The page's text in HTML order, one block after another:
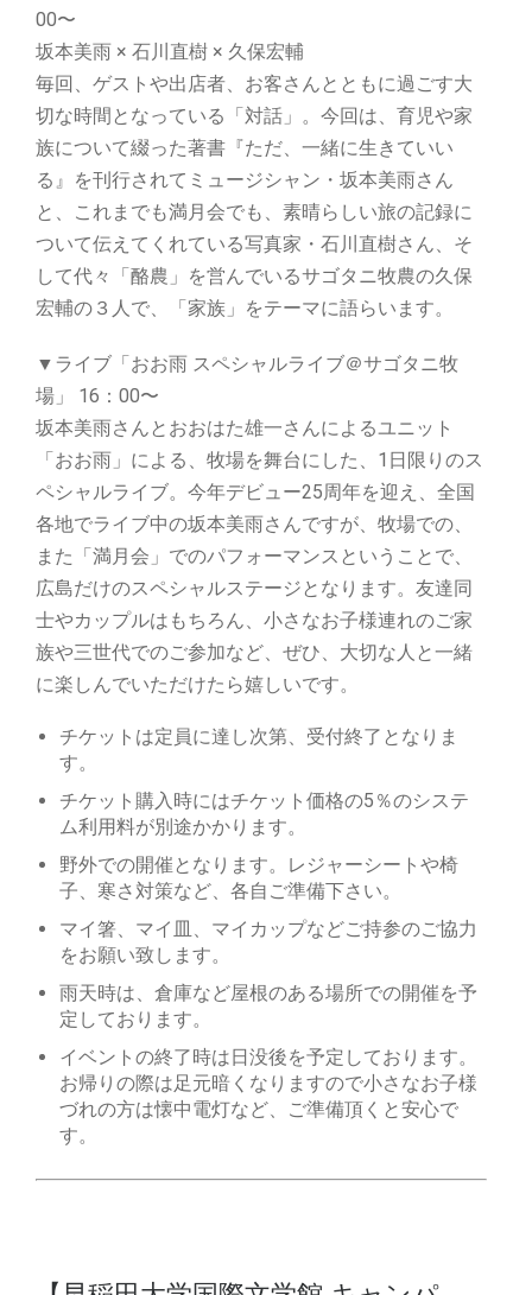
00〜
坂本美雨 × 石川直樹 × 久保宏輔
毎回、ゲストや出店者、お客さんとともに過ごす大
切な時間となっている「対話」。今回は、育児や家
族について綴った著書『ただ、一緒に生きていい
る』を刊行されてミュージシャン・坂本美雨さん
と、これまでも満月会でも、素晴らしい旅の記録に
ついて伝えてくれている写真家・石川直樹さん、そ
して代々「酪農」を営んでいるサゴタニ牧農の久保
宏輔の３人で、「家族」をテーマに語らいます。
▼ライブ「おお雨 スペシャルライブ＠サゴタニ牧
場」 16：00〜
坂本美雨さんとおおはた雄一さんによるユニット
「おお雨」による、牧場を舞台にした、1日限りのス
ペシャルライブ。今年デビュー25周年を迎え、全国
各地でライブ中の坂本美雨さんですが、牧場での、
また「満月会」でのパフォーマンスということで、
広島だけのスペシャルステージとなります。友達同
士やカップルはもちろん、小さなお子様連れのご家
族や三世代でのご参加など、ぜひ、大切な人と一緒
に楽しんでいただけたら嬉しいです。
チケットは定員に達し次第、受付終了となりま
す。
チケット購入時にはチケット価格の5％のシステ
ム利用料が別途かかります。
野外での開催となります。レジャーシートや椅
子、寒さ対策など、各自ご準備下さい。
マイ箸、マイ皿、マイカップなどご持参のご協力
をお願い致します。
雨天時は、倉庫など屋根のある場所での開催を予
定しております。
イベントの終了時は日没後を予定しております。
お帰りの際は足元暗くなりますので小さなお子様
づれの方は懐中電灯など、ご準備頂くと安心で
す。